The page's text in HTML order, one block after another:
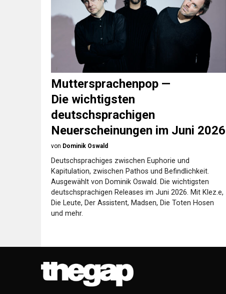
Muttersprachenpop —
Die wichtigsten
deutschsprachigen
Neuerscheinungen im Juni 2026
von Dominik Oswald
Deutschsprachiges zwischen Euphorie und
Kapitulation, zwischen Pathos und Befindlichkeit.
Ausgewählt von Dominik Oswald. Die wichtigsten
deutschsprachigen Releases im Juni 2026. Mit Klez.e,
Die Leute, Der Assistent, Madsen, Die Toten Hosen
und mehr.